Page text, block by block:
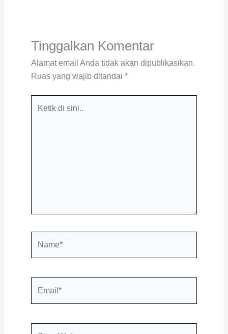
Tinggalkan Komentar
Alamat email Anda tidak akan dipublikasikan.
Ruas yang wajib ditandai *